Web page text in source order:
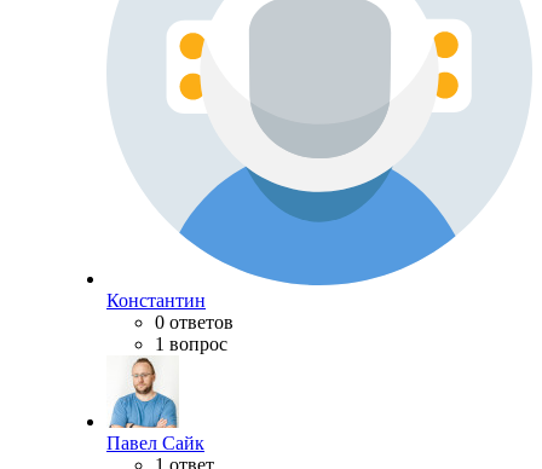
Константин
0 ответов
1 вопрос
Павел Сайк
1 ответ